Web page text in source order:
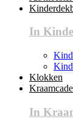
In
Klokken
In